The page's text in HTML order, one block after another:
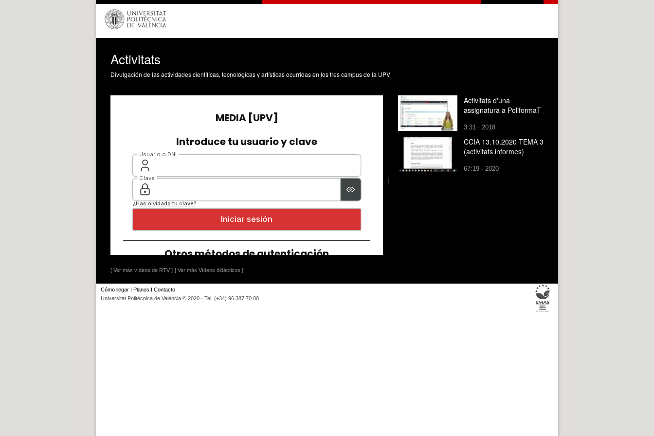
Activitats
Divulgación de las actividades científicas, tecnológicas y artísticas ocurridas en los tres campus de la UPV
[ Ver más vídeos de RTV ] [ Ver más Vídeos didácticos ]
Activitats d'una
assignatura a PoliformaT
3:31 · 2018
CCIA 13.10.2020 TEMA 3
(activitats informes)
67:19 · 2020
Cómo llegar I Planos I Contacto
Universitat Politècnica de València © 2020 · Tel. (+34) 96 387 70 00